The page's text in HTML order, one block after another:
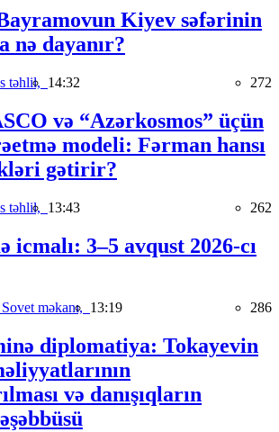
Kiyev səfərinin
nə dayanır?
təhlil, 14:32 272
və “Azərkosmos” üçün
modeli: Fərman hansı
gətirir?
təhlil, 13:43 262
icmalı: 3–5 avqust 2026-cı
məkanı, 13:19 286
diplomatiya: Tokayevin
və danışıqların